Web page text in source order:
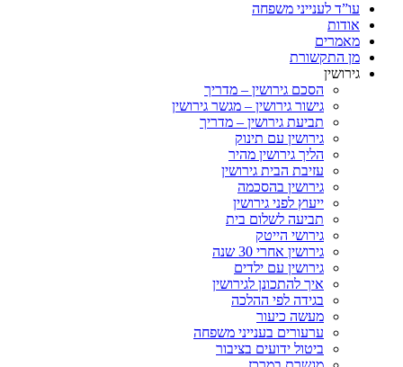
עו”ד לענייני משפחה
אודות
מאמרים
מן התקשורת
גירושין
הסכם גירושין – מדריך
גישור גירושין – מגשר גירושין
תביעת גירושין – מדריך
גירושין עם תינוק
הליך גירושין מהיר
עזיבת הבית גירושין
גירושין בהסכמה
ייעוץ לפני גירושין
תביעה לשלום בית
גירושי הייטק
גירושין אחרי 30 שנה
גירושין עם ילדים
איך להתכונן לגירושין
בגידה לפי ההלכה
מעשה כיעור
ערעורים בענייני משפחה
ביטול ידועים בציבור